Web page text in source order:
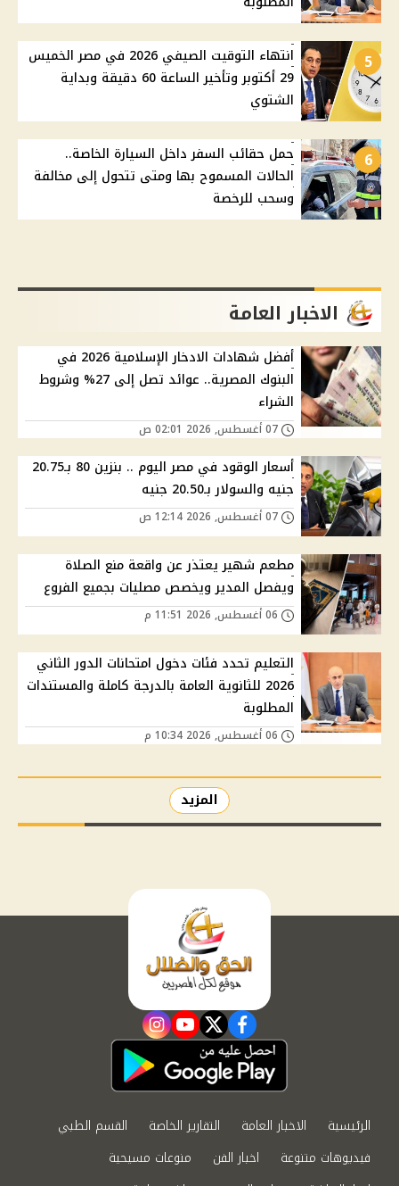
5
انتهاء التوقيت الصيفي 2026 في مصر الخميس
29 أكتوبر وتأخير الساعة 60 دقيقة وبداية
الشتوي
6
حمل حقائب السفر داخل السيارة الخاصة..
الحالات المسموح بها ومتى تتحول إلى مخالفة
وسحب للرخصة
الاخبار العامة
أفضل شهادات الادخار الإسلامية 2026 في
البنوك المصرية.. عوائد تصل إلى 27% وشروط
الشراء
أسعار الوقود في مصر اليوم .. بنزين 80 بـ20.75
جنيه والسولار بـ20.50 جنيه
مطعم شهير يعتذر عن واقعة منع الصلاة
ويفصل المدير ويخصص مصليات بجميع الفروع
التعليم تحدد فئات دخول امتحانات الدور الثاني
2026 للثانوية العامة بالدرجة كاملة والمستندات
المطلوبة
المزيد
facebook
twitter
youtube
instagram
الرئيسية الاخبار العامة التقارير الخاصة
القسم الطبي
فيديوهات متنوعة
اخبار الفن
منوعات مسيحية